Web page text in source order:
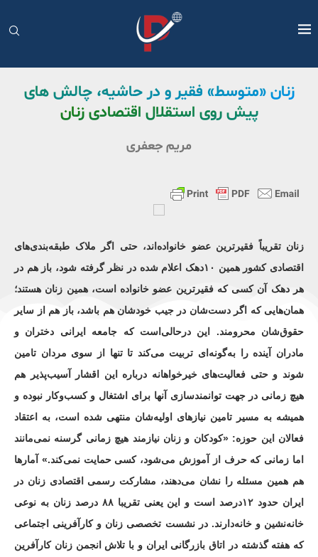
زنان «متوسط» فقیر و در حاشیه، چالش های
پیش روی استقلال اقتصادی زنان
مریم جعفری
زنان تقریباً فقیرترین عضو خانواده‌اند، حتی اگر ملاک طبقه‌بندی‌های
اقتصادی کشور همین ۱۰دهک اعلام شده در نظر گرفته شود، باز هم در
هر دهک آن کسی که فقیرترین عضو خانواده است، همین زنان هستند؛
همان‌هایی که اگر دست‌شان در جیب خودشان هم باشد، باز هم از سایر
حقوق‌شان محرومند. این درحالی‌است که جامعه ایرانی دختران و
مادران آینده را به‌گونه‌ای تربیت می‌کند تا تنها از سوی مردان تامین
شوند و حتی فعالیت‌های خیرخواهانه درباره این اقشار آسیب‌پذیر هم
هیچ زمانی در جهت توانمندسازی آنها برای اشتغال و کسب‌وکار نبوده و
همیشه به مسیر تامین نیازهای اولیه‌شان منتهی شده است، به اعتقاد
فعالان این حوزه: «کودکان و زنان نیازمند هیچ زمانی گرسنه نمی‌مانند
اما زمانی که حرف از آموزش می‌شود، کسی حمایت نمی‌کند.» آمارها
هم همین مسئله را نشان می‌دهند، مشارکت رسمی اقتصادی زنان در
ایران حدود ۱۲درصد است و این یعنی تقریبا ۸۸ درصد زنان به نوعی
خانه‌نشین و خانه‌دارند. در نشست تخصصی زنان و کارآفرینی اجتماعی
که هفته گذشته در اتاق بازرگانی ایران و با تلاش انجمن زنان کارآفرین